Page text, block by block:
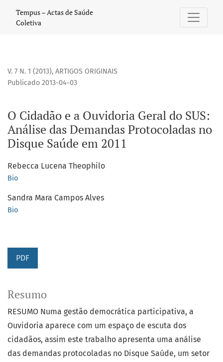
O Cidadão e a Ouvidoria Geral do SUS: Análise das
Tempus – Actas de Saúde
Coletiva
V. 7 N. 1 (2013), ARTIGOS ORIGINAIS
O Cidadão e a Ouvidoria Geral do SUS:
Análise das Demandas Protocoladas no
Disque Saúde em 2011
Publicado 2013-04-03
Rebecca Lucena Theophilo
Bio
Sandra Mara Campos Alves
Bio
PDF
Resumo
RESUMO Numa gestão democrática participativa, a
Ouvidoria aparece com um espaço de escuta dos
cidadãos, assim este trabalho apresenta uma análise
das demandas protocoladas no Disque Saúde, um setor